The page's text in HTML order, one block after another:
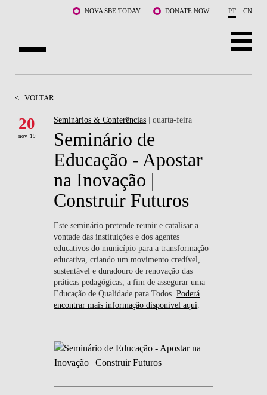
Saltar para o conteúdo principalNOVA SBE TODAY DONATE NOW PT CN
DOCENTES E INVESTIGAÇÃO
COMUNIDADE
< VOLTAR
20
nov '19
Seminários & Conferências | quarta-feira
Seminário de
Educação - Apostar
na Inovação |
Construir Futuros
Este seminário pretende reunir e catalisar a
vontade das instituições e dos agentes
educativos do município para a transformação
educativa, criando um movimento credível,
sustentável e duradouro de renovação das
práticas pedagógicas, a fim de assegurar uma
Educação de Qualidade para Todos.Poderá
encontrar mais informação disponível aqui